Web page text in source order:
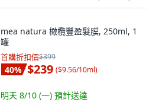
mea natura 橄欖豐盈髮膜, 250ml, 1
罐
首購折扣價$399
40% $239 ($9.56/10ml)
明天 8/10 (一) 預計送達